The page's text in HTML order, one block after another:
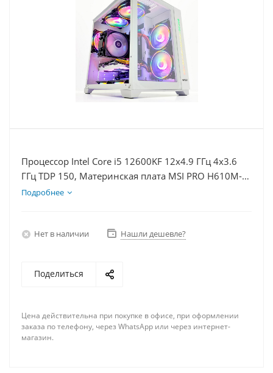
Процессор Intel Core i5 12600KF 12x4.9 ГГц 4x3.6
ГГц TDP 150, Материнская плата MSI PRO H610M-E,
Видеокарта GTX 1650 4Гб, Память DDR4 32Gb,
Подробнее
Нет в наличии Нашли дешевле?
Поделиться
Цена действительна при покупке в офисе, при оформлении
заказа по телефону, через WhatsApp или через интернет-
магазин.